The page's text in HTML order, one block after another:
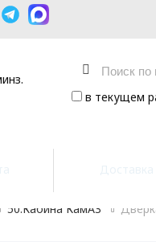
в текущем
50.Кабина КамАЗ